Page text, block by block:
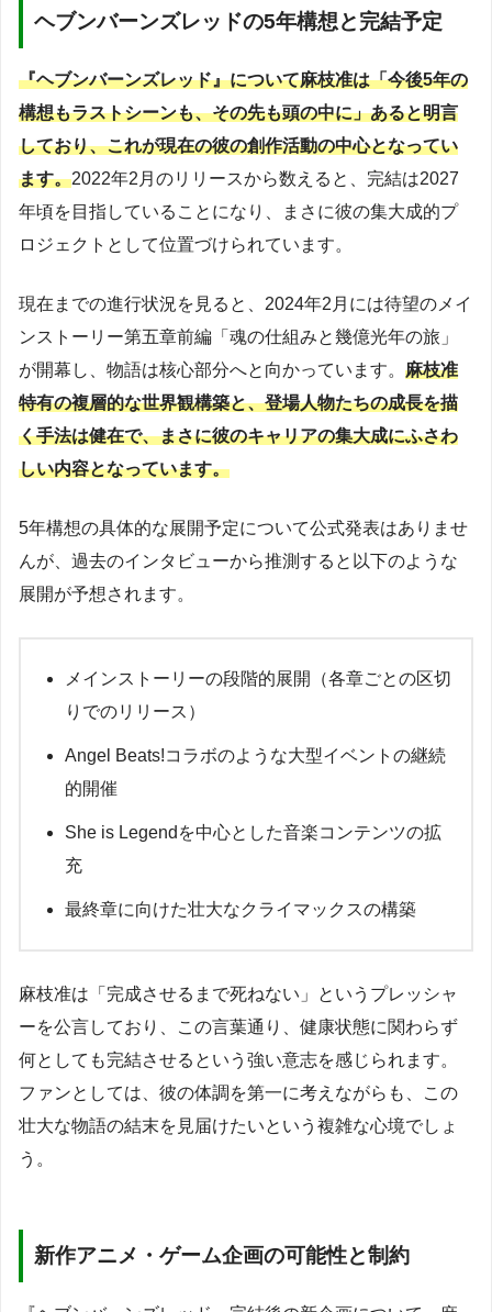
ヘブンバーンズレッドの5年構想と完結予定
『ヘブンバーンズレッド』について麻枝准は「今後5年の
構想もラストシーンも、その先も頭の中に」あると明言
しており、これが現在の彼の創作活動の中心となってい
ます。2022年2月のリリースから数えると、完結は2027
年頃を目指していることになり、まさに彼の集大成的プ
ロジェクトとして位置づけられています。
現在までの進行状況を見ると、2024年2月には待望のメイ
ンストーリー第五章前編「魂の仕組みと幾億光年の旅」
が開幕し、物語は核心部分へと向かっています。 麻枝准
特有の複層的な世界観構築と、登場人物たちの成長を描
く手法は健在で、まさに彼のキャリアの集大成にふさわ
しい内容となっています。
5年構想の具体的な展開予定について公式発表はありませ
んが、過去のインタビューから推測すると以下のような
展開が予想されます。
メインストーリーの段階的展開（各章ごとの区切
りでのリリース）
Angel Beats!コラボのような大型イベントの継続
的開催
She is Legendを中心とした音楽コンテンツの拡
充
最終章に向けた壮大なクライマックスの構築
麻枝准は「完成させるまで死ねない」というプレッシャ
ーを公言しており、この言葉通り、健康状態に関わらず
何としても完結させるという強い意志を感じられます。
ファンとしては、彼の体調を第一に考えながらも、この
壮大な物語の結末を見届けたいという複雑な心境でしょ
う。
新作アニメ・ゲーム企画の可能性と制約